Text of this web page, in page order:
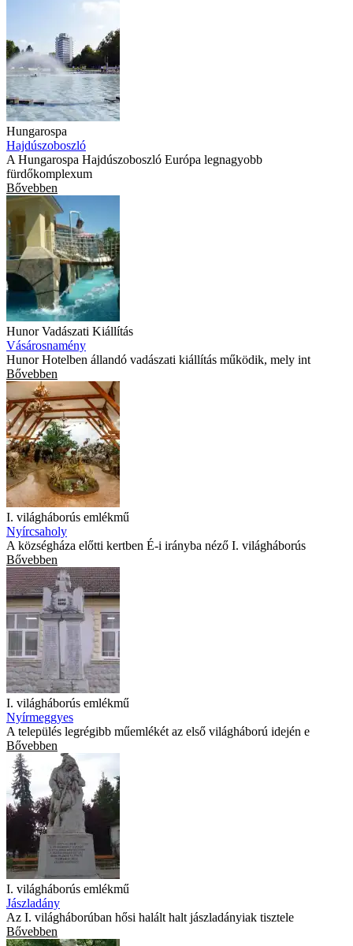
Hungarospa
Hajdúszoboszló
A Hungarospa Hajdúszoboszló Európa legnagyobb
fürdőkomplexum
Bővebben
Hunor Vadászati Kiállítás
Vásárosnamény
Hunor Hotelben állandó vadászati kiállítás működik, mely int
Bővebben
I. világháborús emlékmű
Nyírcsaholy
A községháza előtti kertben É-i irányba néző I. világháborús
Bővebben
I. világháborús emlékmű
Nyírmeggyes
A település legrégibb műemlékét az első világháború idején e
Bővebben
I. világháborús emlékmű
Jászladány
Az I. világháborúban hősi halált halt jászladányiak tisztele
Bővebben